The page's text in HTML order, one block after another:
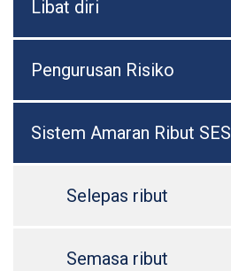
Libat diri
Pengurusan Risiko
Sistem Amaran Ribut SES
Selepas ribut
Semasa ribut